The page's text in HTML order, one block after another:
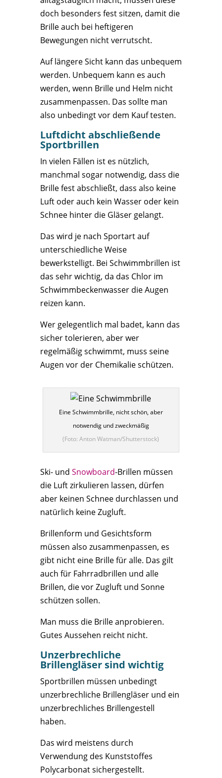
doch besonders fest sitzen, damit die
Brille auch bei heftigeren
Bewegungen nicht verrutscht.
Auf längere Sicht kann das unbequem
werden. Unbequem kann es auch
werden, wenn Brille und Helm nicht
zusammenpassen. Das sollte man
also unbedingt vor dem Kauf testen.
Luftdicht abschließende
Sportbrillen
In vielen Fällen ist es nützlich,
manchmal sogar notwendig, dass die
Brille fest abschließt, dass also keine
Luft oder auch kein Wasser oder kein
Schnee hinter die Gläser gelangt.
Das wird je nach Sportart auf
unterschiedliche Weise
bewerkstelligt. Bei Schwimmbrillen ist
das sehr wichtig, da das Chlor im
Schwimmbeckenwasser die Augen
reizen kann.
Wer gelegentlich mal badet, kann das
sicher tolerieren, aber wer
regelmäßig schwimmt, muss seine
Augen vor der Chemikalie schützen.
Eine Schwimmbrille, nicht schön, aber
notwendig und zweckmäßig
(Foto: Anton Watman/Shutterstock)
Ski- und Snowboard-Brillen müssen
die Luft zirkulieren lassen, dürfen
aber keinen Schnee durchlassen und
natürlich keine Zugluft.
Brillenform und Gesichtsform
müssen also zusammenpassen, es
gibt nicht eine Brille für alle. Das gilt
auch für Fahrradbrillen und alle
Brillen, die vor Zugluft und Sonne
schützen sollen.
Man muss die Brille anprobieren.
Gutes Aussehen reicht nicht.
Unzerbrechliche
Brillengläser sind wichtig
Sportbrillen müssen unbedingt
unzerbrechliche Brillengläser und ein
unzerbrechliches Brillengestell
haben.
Das wird meistens durch
Verwendung des Kunststoffes
Polycarbonat sichergestellt.